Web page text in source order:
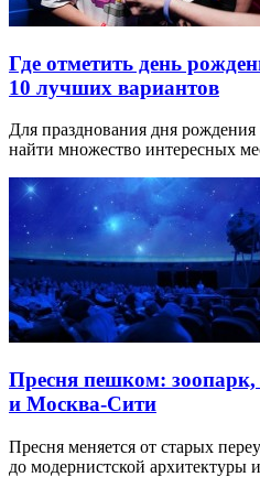
Где отметить день
10 лучших вариантов
Для празднования дня
найти множество интересных
Пресня пешком: зоопарк,
и Москва-Сити
Пресня меняется от старых
до модернистской архитектуры